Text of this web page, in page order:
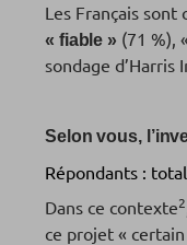
Les Français
« fiable » (71 %), «
sondage
Selon vous,
Répondants :
Dans ce contexte2
ce projet «